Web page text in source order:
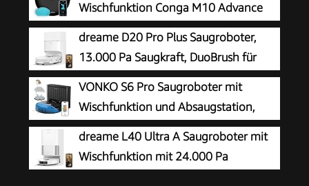
Wischfunktion Conga M10 Advance
Aqua Pro, 3000 Pa
dreame D20 Pro Plus Saugroboter,
13.000 Pa Saugkraft, DuoBrush für
Tierhaare, Eckenrein, Selbstentl,
Hindernisverm. m. LDS-Navigation & Laser,
saugt und wischt, Hartböden & Teppiche, 5.200
mAh Akku
VONKO S6 Pro Saugroboter mit
Wischfunktion und Absaugstation,
8000Pa Saugkraft,LiDAR 2.0 Laser
Navigation,180
Min.Laufzeit,Teppicherkennung,App/Alexa,Ideal
dreame L40 Ultra A Saugroboter mit
Wischfunktion mit 24.000 Pa